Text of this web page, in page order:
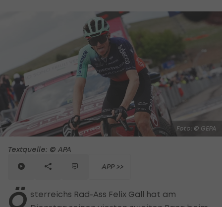
Foto: © GEPA
Textquelle: © APA
APP >>
Ö sterreichs Rad-Ass Felix Gall hat am